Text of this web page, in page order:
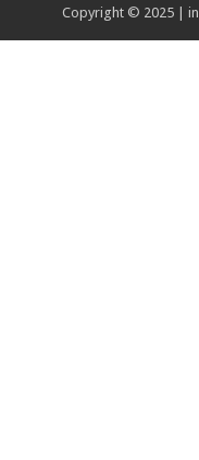
Copyright © 2025 |